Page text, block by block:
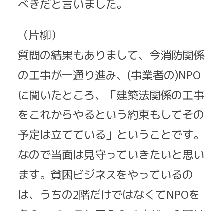
べきだと言いました。
（片柳）
質問の結果もありまして、今消防関係
の工事が一通り進み、(事業者の)NPO
に聞いたところ、「建築法関係の工事
をこれからやるという約束もしてその
予定は立てている」ということです。
なので当面は見守っていきたいと思い
ます。貧困ビジネスをやっているの
は、うちの2階だけではなくてNPOを